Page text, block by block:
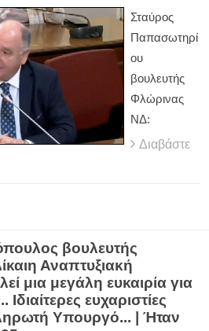
Σταύρος
Παπασωτηρί
ου
βουλευτής
Φλώρινας
ΝΔ:
Διαβάστε
βουλευτής
Αναπτυξιακή
μια μεγάλη ευκαιρία για
ευχαριστίες
Υπουργό... | Ήταν